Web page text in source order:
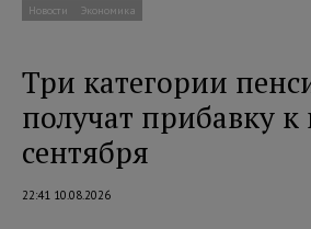
Новости Экономика
Три категории
получат прибавку к
сентября
22:41 10.08.2026